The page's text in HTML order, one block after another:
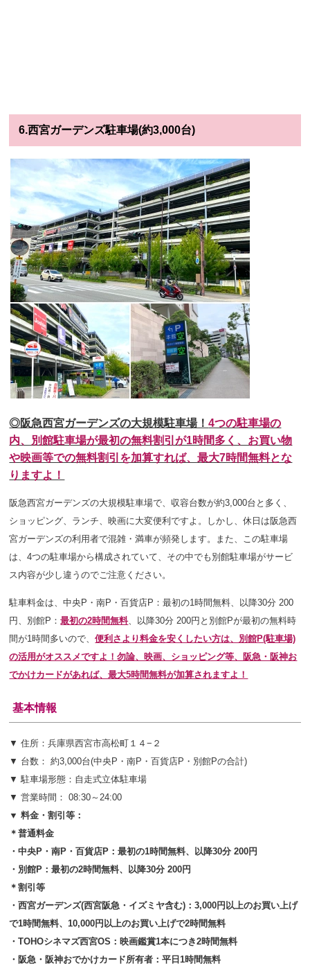
6.西宮ガーデンズ駐車場(約3,000台)
◎阪急西宮ガーデンズの大規模駐車場！4つの駐車場の
内、別館駐車場が最初の無料割引が1時間多く、お買い物
や映画等での無料割引を加算すれば、最大7時間無料とな
りますよ！
阪急西宮ガーデンズの大規模駐車場で、収容台数が約3,000台と多く、
ショッピング、ランチ、映画に大変便利ですよ。しかし、休日は阪急西
宮ガーデンズの利用者で混雑・満車が頻発します。また、この駐車場
は、4つの駐車場から構成されていて、その中でも別館駐車場がサービ
ス内容が少し違うのでご注意ください。
駐車料金は、中央P・南P・百貨店P：最初の1時間無料、以降30分 200
円、別館P：最初の2時間無料、以降30分 200円と別館Pが最初の無料時
間が1時間多いので、便利さより料金を安くしたい方は、別館P(駐車場)
の活用がオススメですよ！勿論、映画、ショッピング等、阪急・阪神お
でかけカードがあれば、最大5時間無料が加算されますよ！
基本情報
▼ 住所：兵庫県西宮市高松町１４−２
▼ 台数： 約3,000台(中央P・南P・百貨店P・別館Pの合計)
▼ 駐車場形態：自走式立体駐車場
▼ 営業時間： 08:30～24:00
▼ 料金・割引等：
＊普通料金
・中央P・南P・百貨店P：最初の1時間無料、以降30分 200円
・別館P：最初の2時間無料、以降30分 200円
＊割引等
・西宮ガーデンズ(西宮阪急・イズミヤ含む)：3,000円以上のお買い上げ
で1時間無料、10,000円以上のお買い上げで2時間無料
・TOHOシネマズ西宮OS：映画鑑賞1本につき2時間無料
・阪急・阪神おでかけカード所有者：平日1時間無料